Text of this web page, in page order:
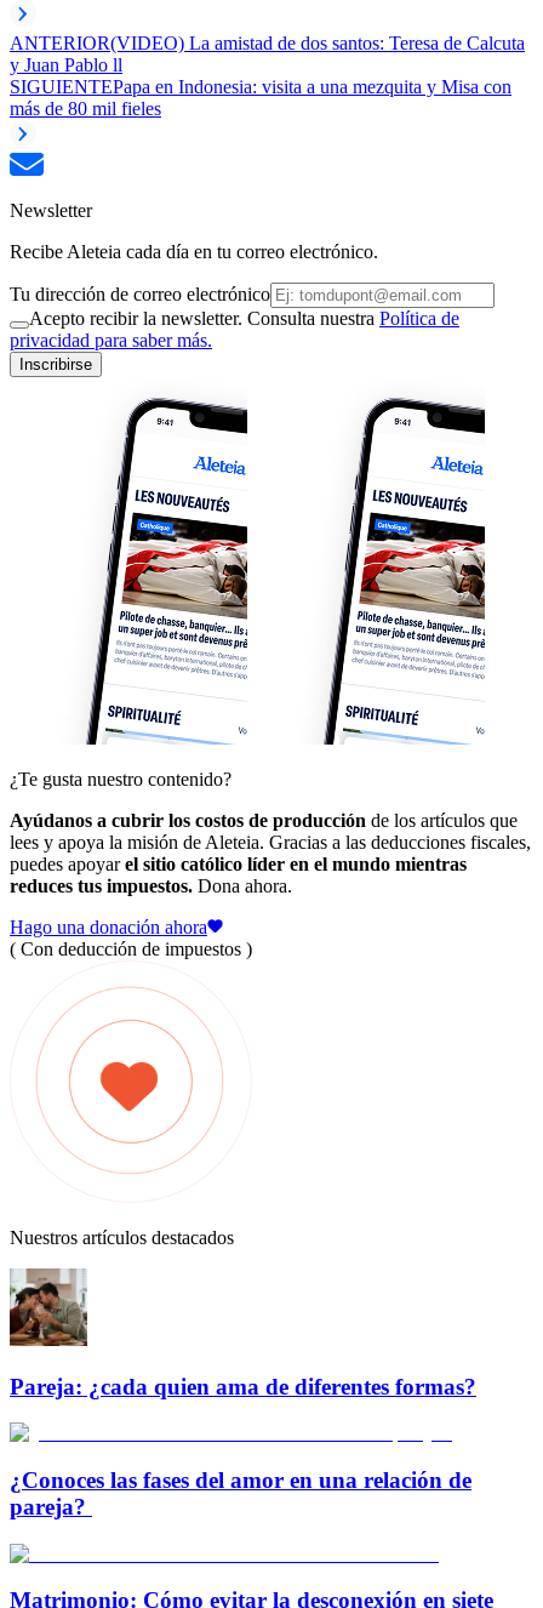
ANTERIOR(VIDEO) La amistad de dos santos: Teresa de Calcuta
y Juan Pablo ll
SIGUIENTEPapa en Indonesia: visita a una mezquita y Misa con
más de 80 mil fieles
Newsletter
Recibe Aleteia cada día en tu correo electrónico.
Tu dirección de correo electrónico
Acepto recibir la newsletter. Consulta nuestra Política de
privacidad para saber más.
Inscribirse
¿Te gusta nuestro contenido?
Ayúdanos a cubrir los costos de producción de los artículos que
lees y apoya la misión de Aleteia. Gracias a las deducciones fiscales,
puedes apoyarel sitio católico líder en el mundo mientras
reduces tus impuestos. Dona ahora.
Hago una donación ahora
( Con deducción de impuestos )
Nuestros artículos destacados
Pareja: ¿cada quien ama de diferentes formas?
¿Conoces las fases del amor en una relación de
pareja?
Matrimonio: Cómo evitar la desconexión en siete